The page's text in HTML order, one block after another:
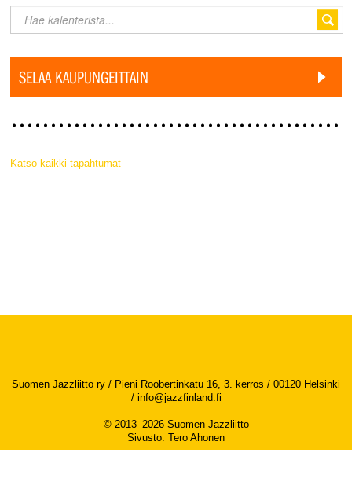
SELAA KAUPUNGEITTAIN
Katso kaikki tapahtumat
Suomen Jazzliitto ry / Pieni Roobertinkatu 16, 3. kerros / 00120 Helsinki
/ info@jazzfinland.fi
© 2013–2026 Suomen Jazzliitto
Sivusto: Tero Ahonen